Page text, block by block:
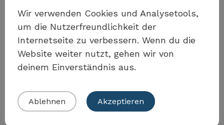
Mehr anzeigen
Wir verwenden Cookies und Analysetools,
um die Nutzerfreundlichkeit der
Internetseite zu verbessern. Wenn du die
Website weiter nutzt, gehen wir von
deinem Einverständnis aus.
Ablehnen Akzeptieren